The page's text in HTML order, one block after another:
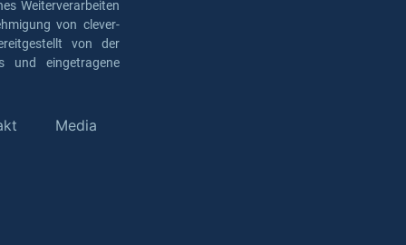
Weiterverarbeiten
von clever-
von der
und eingetragene
Media